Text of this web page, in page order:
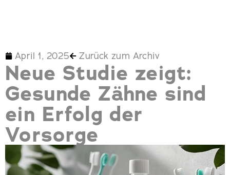
April 1, 2025 Zurück zum Archiv
Neue Studie zeigt:
Gesunde Zähne sind
ein Erfolg der
Vorsorge